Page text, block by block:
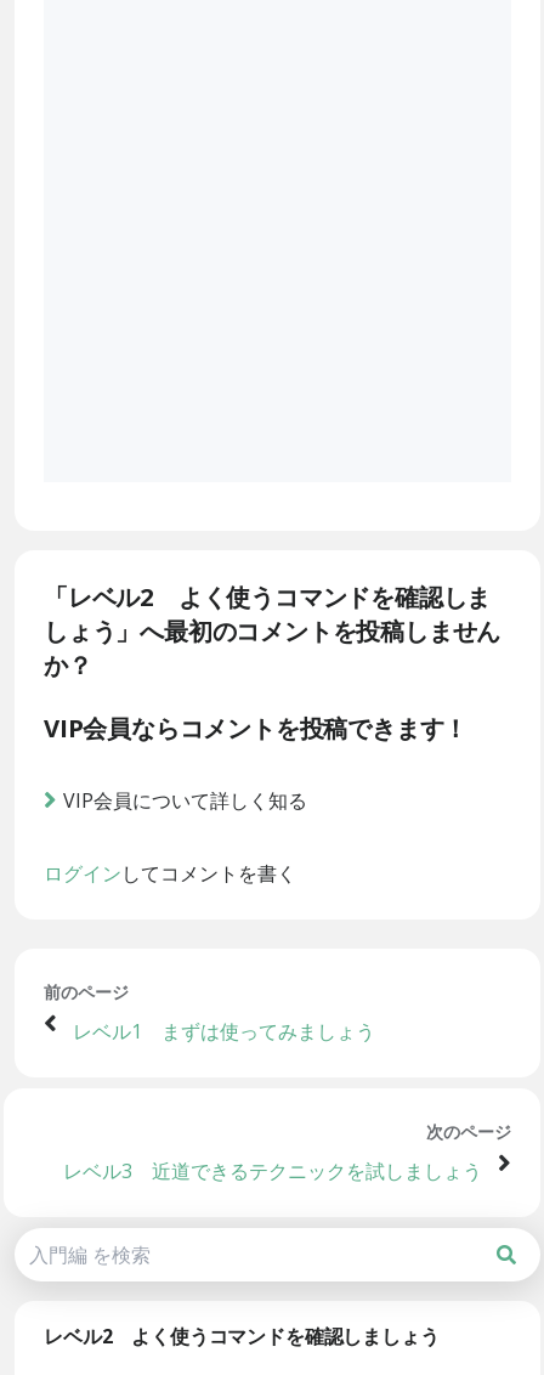
「レベル2 よく使うコマンドを確認しま
しょう」へ最初のコメントを投稿しません
か？
VIP会員ならコメントを投稿できます！
VIP会員について詳しく知る
ログインしてコメントを書く
前のページ
レベル1 まずは使ってみましょう
次のページ
レベル3 近道できるテクニックを試しましょう
レベル2 よく使うコマンドを確認しましょう